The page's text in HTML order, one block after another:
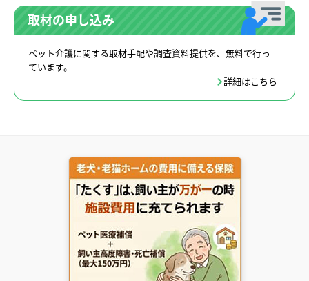
取材の申し込み
ペット介護に関する取材手配や調査資料提供を、無料で行っ
ています。
詳細はこちら